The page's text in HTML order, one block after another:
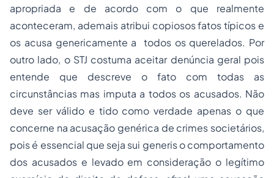
apropriada e de acordo com o que realmente
aconteceram, ademais atribui copiosos fatos típicos e
os acusa genericamente a todos os querelados. Por
outro lado, o STJ costuma aceitar denúncia geral pois
entende que descreve o fato com todas as
circunstâncias mas imputa a todos os acusados. Não
deve ser válido e tido como verdade apenas o que
concerne na acusação genérica de crimes societários,
pois é essencial que seja sui generiso comportamento
dos acusados e levado em consideração o legítimo